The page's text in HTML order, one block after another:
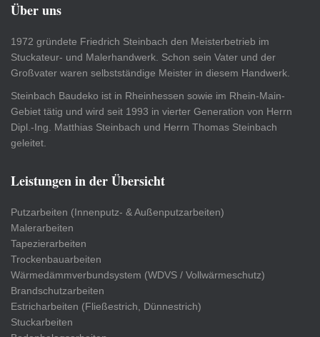
Über uns
1972 gründete Friedrich Steinbach den Meisterbetrieb im
Stuckateur- und Malerhandwerk. Schon sein Vater und der
Großvater waren selbstständige Meister in diesem Handwerk.
Steinbach Baudeko ist in Rheinhessen sowie im Rhein-Main-
Gebiet tätig und wird seit 1993 in vierter Generation von Herrn
Dipl.-Ing. Matthias Steinbach und Herrn Thomas Steinbach
geleitet.
Leistungen in der Übersicht
Putzarbeiten (Innenputz- & Außenputzarbeiten)
Malerarbeiten
Tapezierarbeiten
Trockenbauarbeiten
Wärmedämmverbundsystem (WDVS / Vollwärmeschutz)
Brandschutzarbeiten
Estricharbeiten (Fließestrich, Dünnestrich)
Stuckarbeiten